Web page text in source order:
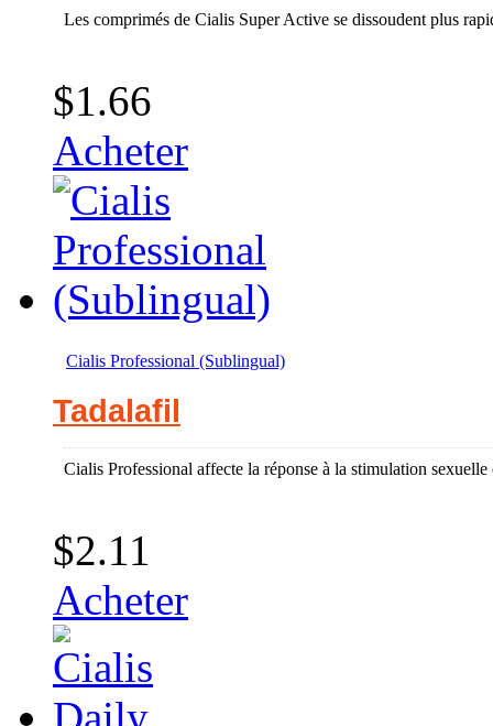
Les comprimés de Cialis Super Active se dissoudent plus
$1.66
Acheter
Cialis Professional (Sublingual)
Tadalafil
Cialis Professional affecte la réponse à la stimulation
$2.11
Acheter